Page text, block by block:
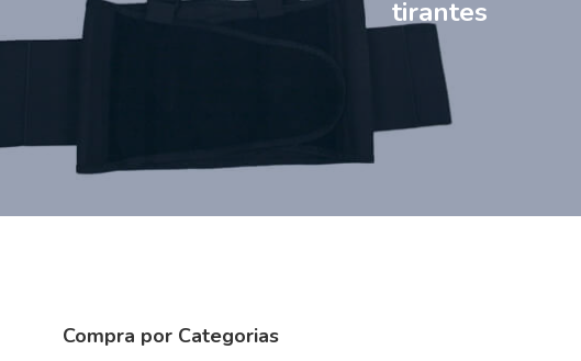
tirantes
Compra por Categorias